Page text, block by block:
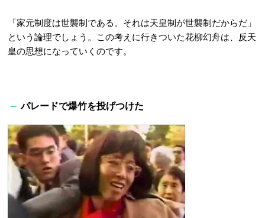
「家元制度は世襲制である。それは天皇制が世襲制だからだ」
という論理でしょう。この考えに行きついた花柳幻舟は、反天
皇の思想になっていくのです。
パレードで爆竹を投げつけた